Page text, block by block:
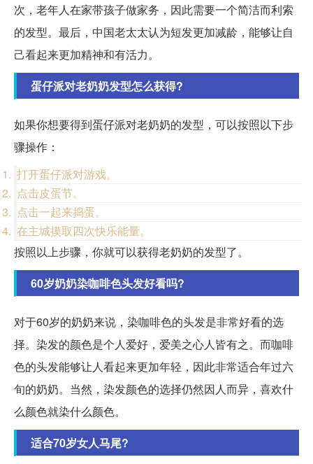
次，老年人在家带孩子做家务，因此需要一个简洁而利索
的发型。最后，中国老太太认为短发更加减龄，能够让自
己看起来更加精神和有活力。
蛋仔派对老奶奶发型怎么获得?
如果你想要得到蛋仔派对老奶奶的发型，可以按照以下步
骤操作：
打开蛋仔派对游戏。
点击皮蛋节。
点击一起来捣蛋。
在主城摸取四次快乐能量。
按照以上步骤，你就可以获得老奶奶的发型了。
60岁奶奶染咖啡色头发好看吗?
对于60岁的奶奶来说，染咖啡色的头发是非常好看的选
择。染发的颜色是个人爱好，爱美之心人皆有之。而咖啡
色的头发能够让人看起来更加年轻，因此非常适合年过六
旬的奶奶。当然，染发颜色的选择仍然因人而异，喜欢什
么颜色就染什么颜色。
适合70岁女人马尾?